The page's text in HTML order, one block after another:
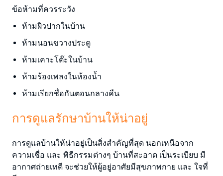
ข้อห้ามที่ควรระวัง
ห้ามผิวปากในบ้าน
ห้ามนอนขวางประตู
ห้ามเคาะโต๊ะในบ้าน
ห้ามร้องเพลงในห้องน้ำ
ห้ามเรียกชื่อกันตอนกลางคืน
การดูแลรักษาบ้านให้น่าอยู่
การดูแลบ้านให้น่าอยู่เป็นสิ่งสำคัญที่สุด นอกเหนือจาก
ความเชื่อ และ พิธีกรรมต่างๆ บ้านที่สะอาด เป็นระเบียบ มี
อากาศถ่ายเทดี จะช่วยให้ผู้อยู่อาศัยมีสุขภาพกาย และ ใจที่